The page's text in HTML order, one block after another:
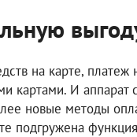
на карте,
картами. И аппарат
новые методы
подгружена